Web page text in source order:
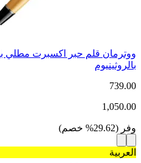
ووترمان قلم حبر اكسبرت مطلي
بالروثينيوم
739.00
1,050.00
وفر (
29.62
% خصم)
العربية